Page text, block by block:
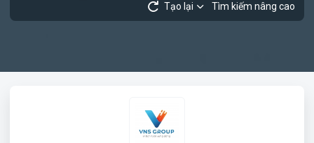
Tạo lại Tìm kiếm nâng cao